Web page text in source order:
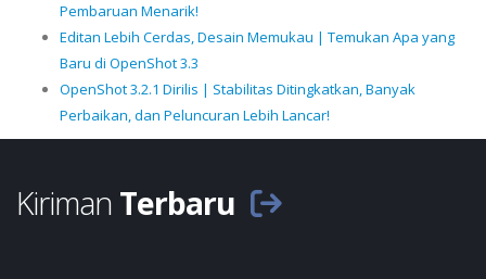
Pembaruan Menarik!
Editan Lebih Cerdas, Desain Memukau | Temukan Apa yang
Baru di OpenShot 3.3
OpenShot 3.2.1 Dirilis | Stabilitas Ditingkatkan, Banyak
Perbaikan, dan Peluncuran Lebih Lancar!
Kiriman Terbaru